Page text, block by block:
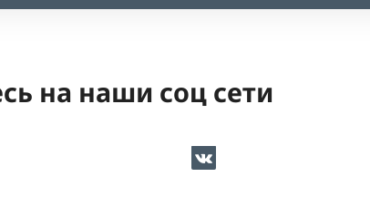
на наши соц сети